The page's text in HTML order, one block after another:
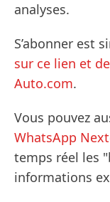
analyses.
S’abonner est
sur ce lien et
Auto.com.
Vous pouvez
WhatsApp
temps réel les
informations